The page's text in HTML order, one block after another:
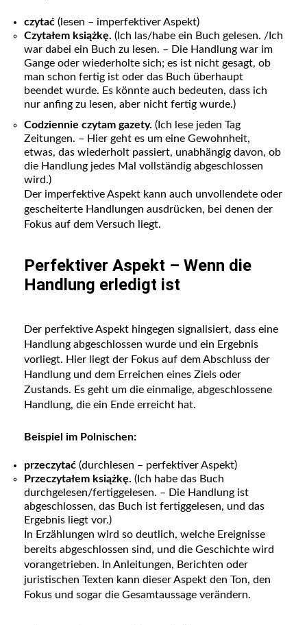
czytać (lesen – imperfektiver Aspekt)
Czytałem książkę. (Ich las/habe ein Buch gelesen. /Ich
war dabei ein Buch zu lesen. – Die Handlung war im
Gange oder wiederholte sich; es ist nicht gesagt, ob
man schon fertig ist oder das Buch überhaupt
beendet wurde. Es könnte auch bedeuten, dass ich
nur anfing zu lesen, aber nicht fertig wurde.)
Codziennie czytam gazety. (Ich lese jeden Tag
Zeitungen. – Hier geht es um eine Gewohnheit,
etwas, das wiederholt passiert, unabhängig davon, ob
die Handlung jedes Mal vollständig abgeschlossen
wird.)
Der imperfektive Aspekt kann auch unvollendete oder
gescheiterte Handlungen ausdrücken, bei denen der
Fokus auf dem Versuch liegt.
Perfektiver Aspekt – Wenn die
Handlung erledigt ist
Der perfektive Aspekt hingegen signalisiert, dass eine
Handlung abgeschlossen wurde und ein Ergebnis
vorliegt. Hier liegt der Fokus auf dem Abschluss der
Handlung und dem Erreichen eines Ziels oder
Zustands. Es geht um die einmalige, abgeschlossene
Handlung, die ein Ende erreicht hat.
Beispiel im Polnischen:
przeczytać (durchlesen – perfektiver Aspekt)
Przeczytałem książkę. (Ich habe das Buch
durchgelesen/fertiggelesen. – Die Handlung ist
abgeschlossen, das Buch ist fertiggelesen, und das
Ergebnis liegt vor.)
In Erzählungen wird so deutlich, welche Ereignisse
bereits abgeschlossen sind, und die Geschichte wird
vorangetrieben. In Anleitungen, Berichten oder
juristischen Texten kann dieser Aspekt den Ton, den
Fokus und sogar die Gesamtaussage verändern.